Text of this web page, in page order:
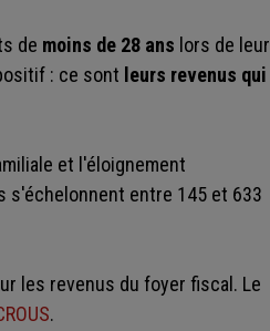
de moins de 28 ans lors de leur
: ce sont leurs revenus qui
et l'éloignement
s'échelonnent entre 145 et 633
les revenus du foyer fiscal. Le
.